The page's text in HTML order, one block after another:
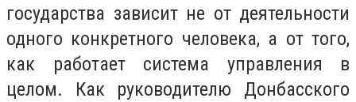
государства зависит не от деятельности
одного конкретного человека, а от того,
как работает система управления в
целом. Как руководителю Донбасского